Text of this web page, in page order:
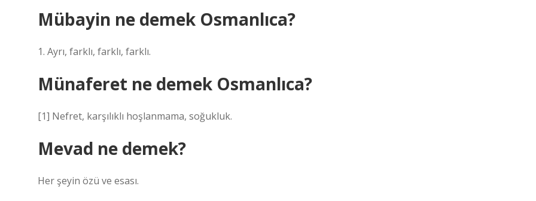
Mübayin ne demek Osmanlıca?
1. Ayrı, farklı, farklı, farklı.
Münaferet ne demek Osmanlıca?
[1] Nefret, karşılıklı hoşlanmama, soğukluk.
Mevad ne demek?
Her şeyin özü ve esası.